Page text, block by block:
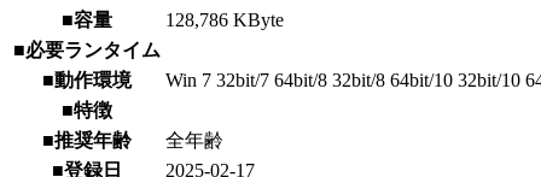
■容量
128,786 KByte
■必要ランタイム
■動作環境
Win 7 32bit/7 64bit/8 32bit/8 64bit/10 32bit/10
■特徴
■推奨年齢
全年齢
■登録日
2025-02-17